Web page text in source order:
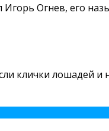
Огнев, его
клички лошадей